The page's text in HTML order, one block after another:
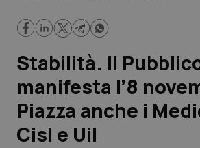
Regioni e Asl
Lavoro e Professioni
Scienza e Farmaci
Studi e Analisi
Stabilità. Il
manifesta l’8
Piazza anche i
Cisl e Uil